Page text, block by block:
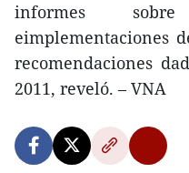
informes
eimplementaciones
recomendaciones
2011, reveló. – VNA